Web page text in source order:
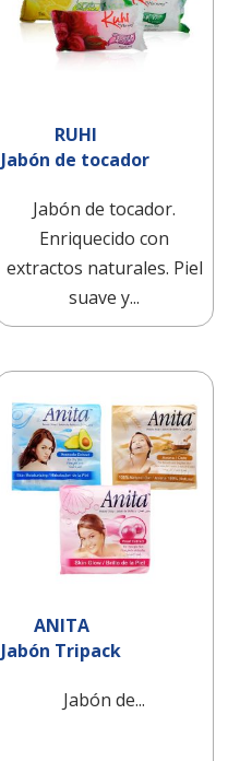
RUHI
Jabón de tocador
Jabón de tocador.
Enriquecido con
extractos naturales. Piel
suave y...
ANITA
Jabón Tripack
Jabón de...